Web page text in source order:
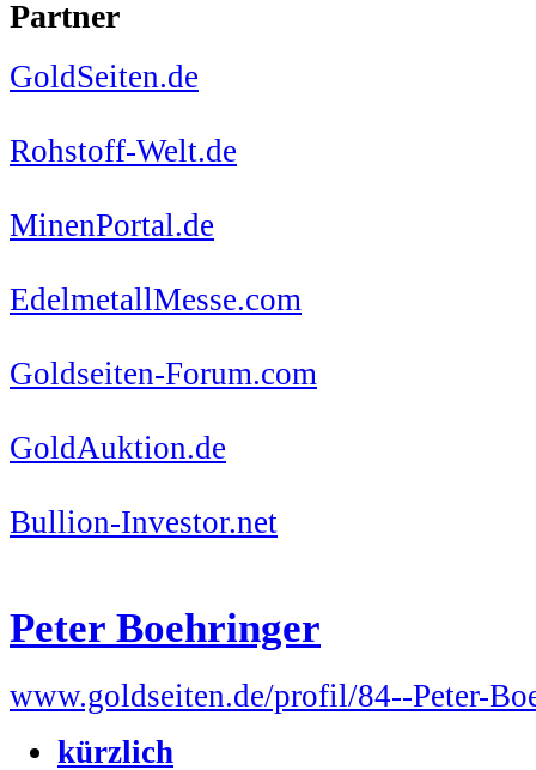
Partner
GoldSeiten.de
Rohstoff-Welt.de
MinenPortal.de
EdelmetallMesse.com
Goldseiten-Forum.com
GoldAuktion.de
Bullion-Investor.net
Peter Boehringer
www.goldseiten.de/profil/84--Peter-
kürzlich